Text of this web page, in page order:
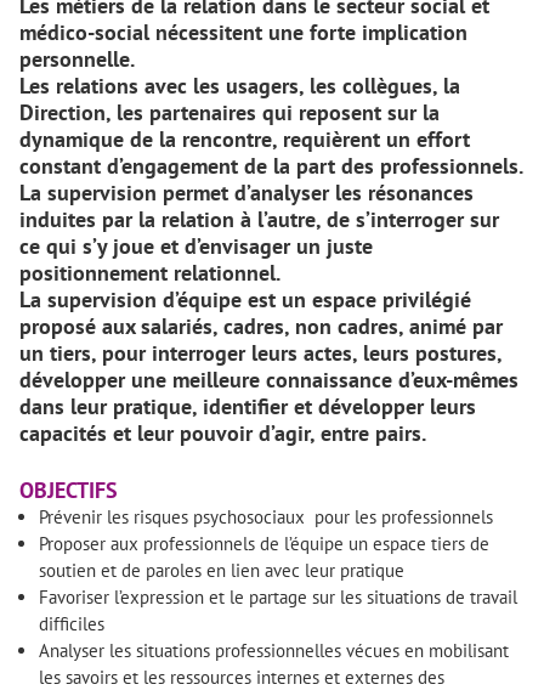
médico-social nécessitent une forte implication
personnelle.
Les relations avec les usagers, les collègues, la
Direction, les partenaires qui reposent sur la
dynamique de la rencontre, requièrent un effort
constant d’engagement de la part des professionnels.
La supervision permet d’analyser les résonances
induites par la relation à l’autre, de s’interroger sur
ce qui s’y joue et d’envisager un juste
positionnement relationnel.
La supervision d’équipe est un espace privilégié
proposé aux salariés, cadres, non cadres, animé par
un tiers, pour interroger leurs actes, leurs postures,
développer une meilleure connaissance d’eux-mêmes
dans leur pratique, identifier et développer leurs
capacités et leur pouvoir d’agir, entre pairs.
OBJECTIFS
Prévenir les risques psychosociaux pour les professionnels
Proposer aux professionnels de l’équipe un espace tiers de
soutien et de paroles en lien avec leur pratique
Favoriser l’expression et le partage sur les situations de travail
difficiles
Analyser les situations professionnelles vécues en mobilisant
les savoirs et les ressources internes et externes des